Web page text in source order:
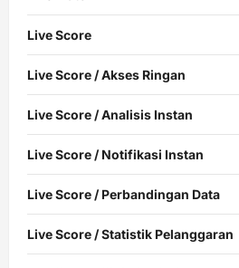
Live Score
Live Score / Akses Ringan
Live Score / Analisis Instan
Live Score / Notifikasi Instan
Live Score / Perbandingan Data
Live Score / Statistik Pelanggaran